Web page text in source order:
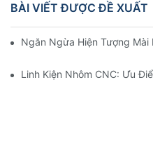
BÀI VIẾT ĐƯỢC ĐỀ XUẤT
Ngăn Ngừa Hiện Tượng Mài
Linh Kiện Nhôm CNC: Ưu